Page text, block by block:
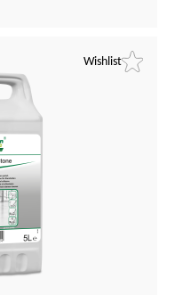
Wishlist